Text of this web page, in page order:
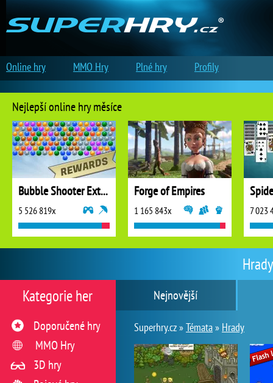
Nejnovější
Superhry.cz »Témata» Hrady
Kategorie her
Doporučené hry
MMO Hry
3D hry
Nejlepší online hry měsíce
Bubble Shooter Extreme
5 526 819x
Forge of Empires
1 165 843x 7 023
Online hry MMO Hry Plné hry Profily